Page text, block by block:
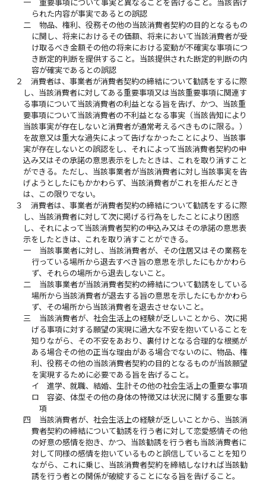
一
重要事項について事実と異なることを告げること。当該告げ
られた内容が事実であるとの誤認
二
物品、権利、役務その他の当該消費者契約の目的となるもの
に関し、将来におけるその価額、将来において当該消費者が受
け取るべき金額その他の将来における変動が不確実な事項につ
き断定的判断を提供すること。当該提供された断定的判断の内
容が確実であるとの誤認
２
消費者は、事業者が消費者契約の締結について勧誘をするに際
し、当該消費者に対してある重要事項又は当該重要事項に関連す
る事項について当該消費者の利益となる旨を告げ、かつ、当該重
要事項について当該消費者の不利益となる事実（当該告知により
当該事実が存在しないと消費者が通常考えるべきものに限る。）
を故意又は重大な過失によって告げなかったことにより、当該事
実が存在しないとの誤認をし、それによって当該消費者契約の申
込み又はその承諾の意思表示をしたときは、これを取り消すこと
ができる。ただし、当該事業者が当該消費者に対し当該事実を告
げようとしたにもかかわらず、当該消費者がこれを拒んだとき
は、この限りでない。
３
消費者は、事業者が消費者契約の締結について勧誘をするに際
し、当該消費者に対して次に掲げる行為をしたことにより困惑
し、それによって当該消費者契約の申込み又はその承諾の意思表
示をしたときは、これを取り消すことができる。
一
当該事業者に対し、当該消費者が、その住居又はその業務を
行っている場所から退去すべき旨の意思を示したにもかかわら
ず、それらの場所から退去しないこと。
二
当該事業者が当該消費者契約の締結について勧誘をしている
場所から当該消費者が退去する旨の意思を示したにもかかわら
ず、その場所から当該消費者を退去させないこと。
三
当該消費者が、社会生活上の経験が乏しいことから、次に掲
げる事項に対する願望の実現に過大な不安を抱いていることを
知りながら、その不安をあおり、裏付けとなる合理的な根拠が
ある場合その他の正当な理由がある場合でないのに、物品、権
利、役務その他の当該消費者契約の目的となるものが当該願望
を実現するために必要である旨を告げること。
イ
進学、就職、結婚、生計その他の社会生活上の重要な事項
ロ
容姿、体型その他の身体の特徴又は状況に関する重要な事
項
四
当該消費者が、社会生活上の経験が乏しいことから、当該消
費者契約の締結について勧誘を行う者に対して恋愛感情その他
の好意の感情を抱き、かつ、当該勧誘を行う者も当該消費者に
対して同様の感情を抱いているものと誤信していることを知り
ながら、これに乗じ、当該消費者契約を締結しなければ当該勧
誘を行う者との関係が破綻することになる旨を告げること。